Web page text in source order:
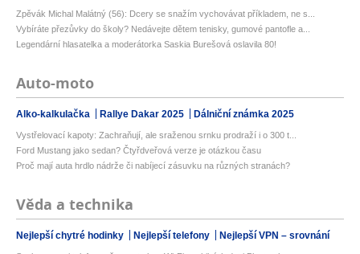
Zpěvák Michal Malátný (56): Dcery se snažím vychovávat příkladem, ne s...
Vybíráte přezůvky do školy? Nedávejte dětem tenisky, gumové pantofle a...
Legendární hlasatelka a moderátorka Saskia Burešová oslavila 80!
Auto-moto
Alko-kalkulačka Rallye Dakar 2025 Dálniční známka 2025
Vystřelovací kapoty: Zachraňují, ale sraženou srnku prodraží i o 300 t...
Ford Mustang jako sedan? Čtyřdveřová verze je otázkou času
Proč mají auta hrdlo nádrže či nabíjecí zásuvku na různých stranách?
Věda a technika
Nejlepší chytré hodinky Nejlepší telefony Nejlepší VPN – srovnání